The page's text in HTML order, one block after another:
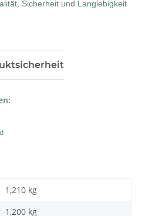
Sicherheit und Langlebigkeit
1,210 kg
1,200 kg